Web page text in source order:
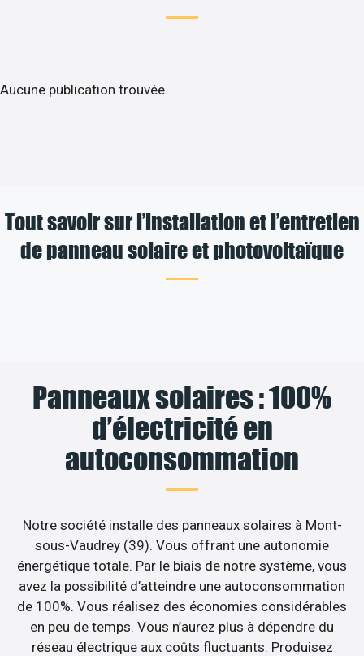
Aucune publication trouvée.
Tout savoir sur l’installation et l’entretien
de panneau solaire et photovoltaïque
Panneaux solaires : 100%
d’électricité en
autoconsommation
Notre société installe des panneaux solaires à Mont-
sous-Vaudrey (39). Vous offrant une autonomie
énergétique totale. Par le biais de notre système, vous
avez la possibilité d’atteindre une autoconsommation
de 100%. Vous réalisez des économies considérables
en peu de temps. Vous n’aurez plus à dépendre du
réseau électrique aux coûts fluctuants. Produisez